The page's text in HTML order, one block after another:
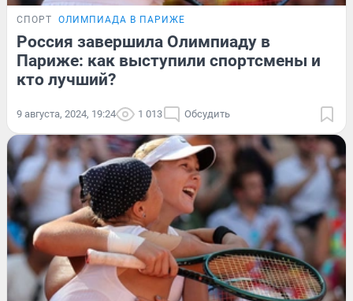
СПОРТ ОЛИМПИАДА В ПАРИЖЕ
Россия завершила Олимпиаду в
Париже: как выступили спортсмены и
кто лучший?
9 августа, 2024, 19:24 1 013 Обсудить